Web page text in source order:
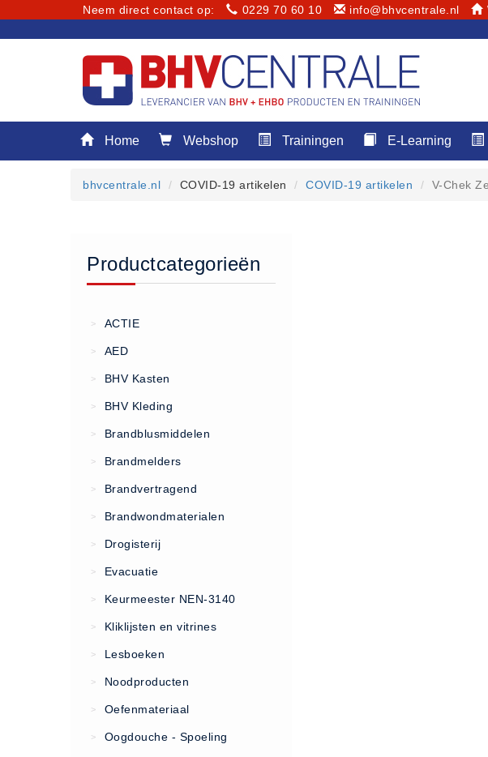
Neem direct contact op: 0229 70 60 10 info@bhvcentrale.nl
Home
Keuringen
Bedrijfsnoodplannen
Inspectiecentrale
Ons Team
Nieuws
Contact
Algemene Voorwaarden
Vacatures
Home Webshop Trainingen E-Learning
bhvcentrale.nl COVID-19 artikelen COVID-19 artikelen V-Chek
Productcategorieën
> ACTIE
> AED
> BHV Kasten
> BHV Kleding
> Brandblusmiddelen
> Brandmelders
> Brandvertragend
> Brandwondmaterialen
> Drogisterij
> Evacuatie
> Keurmeester NEN-3140
> Kliklijsten en vitrines
> Lesboeken
> Noodproducten
> Oefenmateriaal
> Oogdouche - Spoeling